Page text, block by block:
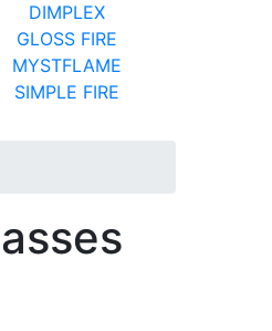
DIMPLEX
GLOSS FIRE
MYSTFLAME
SIMPLE FIRE